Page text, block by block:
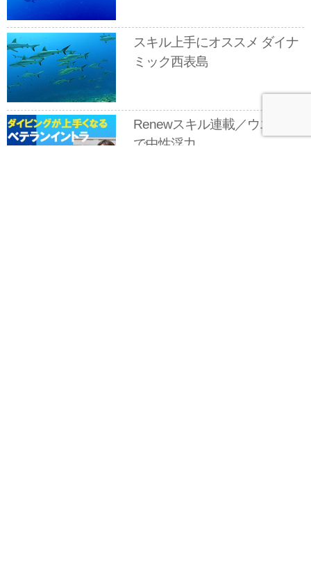
スキル上手にオススメ ダイナ
ミック西表島
Renewスキル連載／ウエイト
で中性浮力